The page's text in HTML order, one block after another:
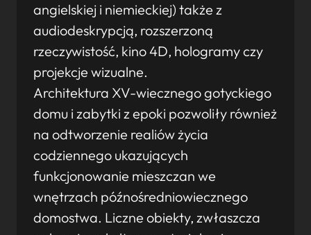
angielskiej i niemieckiej) także z
audiodeskrypcją, rozszerzoną
rzeczywistość, kino 4D, hologramy czy
projekcje wizualne.
Architektura XV-wiecznego gotyckiego
domu i zabytki z epoki pozwoliły również
na odtworzenie realiów życia
codziennego ukazujących
funkcjonowanie mieszczan we
wnętrzach późnośredniowiecznego
domostwa. Liczne obiekty, zwłaszcza